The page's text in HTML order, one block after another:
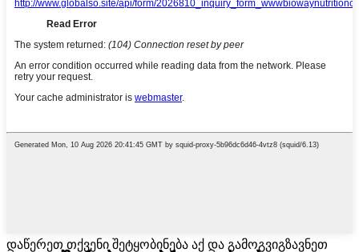
დაწერეთ თქვენი შეტყობინება აქ და გამოგვიგზავნეთ